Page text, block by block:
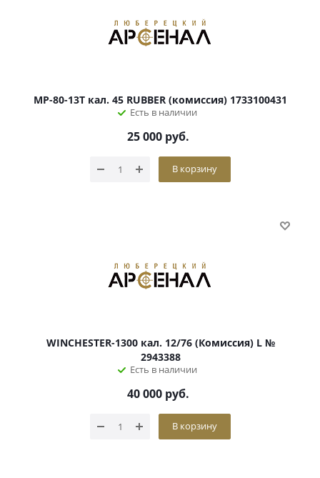
МР-80-13Т кал. 45 RUBBER (комиссия) 1733100431
Есть в наличии
25 000руб.
В корзину
WINCHESTER-1300 кал. 12/76 (Комиссия) L №
2943388
Есть в наличии
40 000руб.
В корзину